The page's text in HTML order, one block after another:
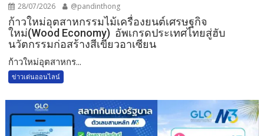
28/07/2026 @pandinthong
ก้าวใหม่อุตสาหกรรมไม้เครื่องยนต์เศรษฐกิจ
ใหม่(Wood Economy) อัพเกรดประเทศไทยสู่ฮับ
นวัตกรรมก่อสร้างสีเขียวอาเซียน
ก้าวใหม่อุตสาหกร...
ข่าวเด่นออนไลน์